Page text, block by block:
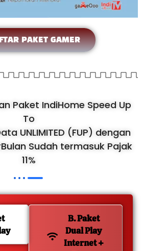
PAKET GAMER
Paket IndiHome Speed Up
To
UNLIMITED (FUP) dengan
Sudah termasuk Pajak
11%
B. Paket
Dual Play
Internet +